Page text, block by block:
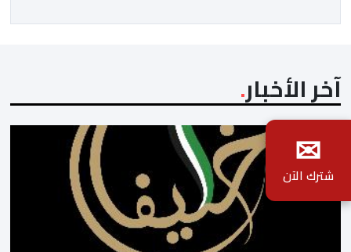
الجوهرة”، الذي تنظمه مؤسسة […]
آخر الأخبار
✉
شترك الآن